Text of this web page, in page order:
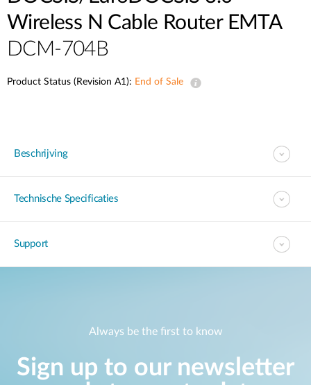
Wireless N Cable Router EMTA
DCM-704B
Product Status (Revision A1): End of Sale
Beschrijving
Technische Specificaties
Support
Always be the first to know
Sign up to our newsletter